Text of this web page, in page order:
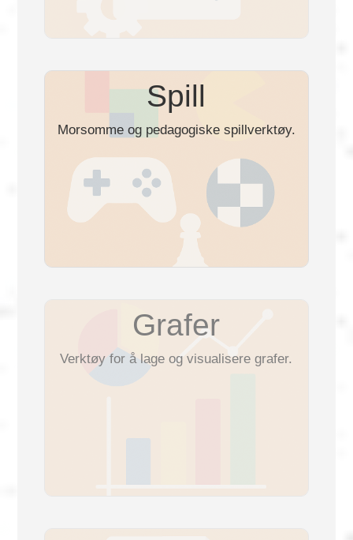
Spill
Morsomme og pedagogiske spillverktøy.
Grafer
Verktøy for å lage og visualisere grafer.